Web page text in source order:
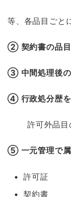
等、各品目ごと
② 契約書の品目
③ 中間処理後の
④ 行政処分歴を
許可外品目
⑤ 一元管理で属
許可証
契約書